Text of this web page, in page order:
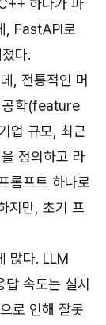
하다가 파
, FastAPI로
다.
, 전통적인 머
공학(feature
업 규모, 최근
정의하고 라
롬프트 하나로
지만, 초기 프
많다. LLM
속도는 실시
로 인해 잘못